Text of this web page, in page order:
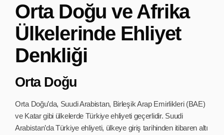
Orta Doğu ve Afrika
Ülkelerinde Ehliyet
Denkliği
Orta Doğu
Orta Doğu’da, Suudi Arabistan, Birleşik Arap Emirlikleri (BAE)
ve Katar gibi ülkelerde Türkiye ehliyeti geçerlidir. Suudi
Arabistan’da Türkiye ehliyeti, ülkeye giriş tarihinden itibaren altı